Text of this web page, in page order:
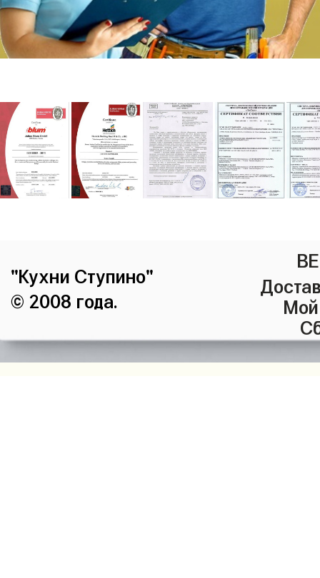
"Кухни Ступино"
© 2008 года.